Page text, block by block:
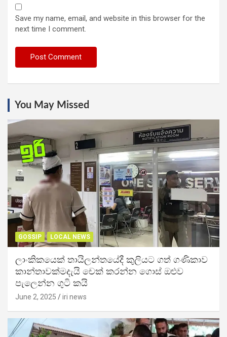
Save my name, email, and website in this browser for the
next time I comment.
You May Missed
GOSSIP LOCAL NEWS
ලාංකිකයෙක් තායිලන්තයේදී කුලියට ගත් ගණිකාව
කාන්තාවක්මදැයි චෙක් කරන්න ගොස් ඔළුව
පැලෙන්න ගුටි කයි
June 2, 2025 iri news